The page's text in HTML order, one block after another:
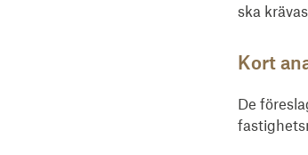
ska
Kort
De